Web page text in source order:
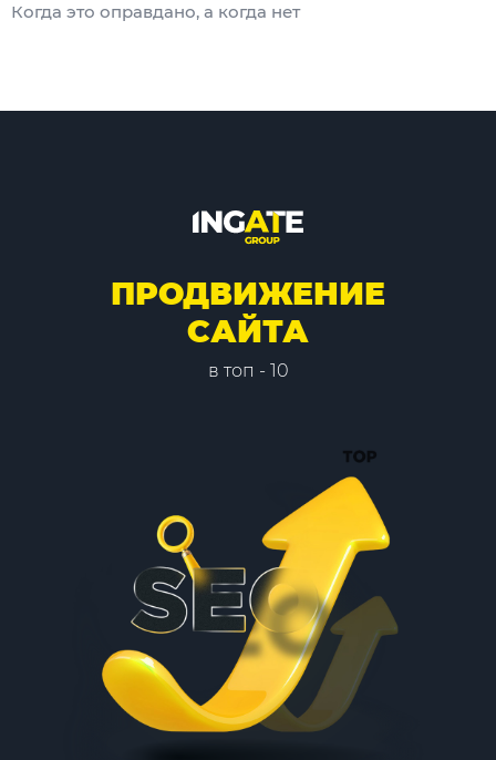
Когда это оправдано, а когда нет
ПРОДВИЖЕНИЕ
САЙТА
в топ - 10